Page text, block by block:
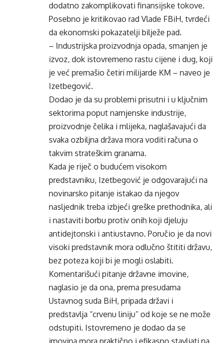
dodatno zakomplikovati finansijske tokove.
Posebno je kritikovao rad Vlade FBiH, tvrdeći
da ekonomski pokazatelji bilježe pad.
– Industrijska proizvodnja opada, smanjen je
izvoz, dok istovremeno rastu cijene i dug, koji
je već premašio četiri milijarde KM – naveo je
Izetbegović.
Dodao je da su problemi prisutni i u ključnim
sektorima poput namjenske industrije,
proizvodnje čelika i mlijeka, naglašavajući da
svaka ozbiljna država mora voditi računa o
takvim strateškim granama.
Kada je riječ o budućem visokom
predstavniku, Izetbegović je odgovarajući na
novinarsko pitanje istakao da njegov
nasljednik treba izbjeći greške prethodnika, ali
i nastaviti borbu protiv onih koji djeluju
antidejtonski i antiustavno. Poručio je da novi
visoki predstavnik mora odlučno štititi državu,
bez poteza koji bi je mogli oslabiti.
Komentarišući pitanje državne imovine,
naglasio je da ona, prema presudama
Ustavnog suda BiH, pripada državi i
predstavlja “crvenu liniju” od koje se ne može
odstupiti. Istovremeno je dodao da se
imovina mora praktično i efikasno stavljati na